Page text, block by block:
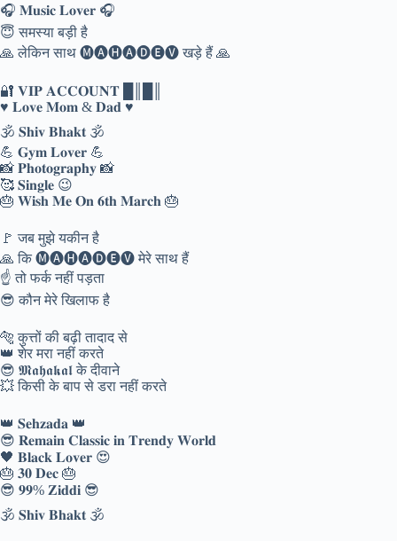
🎧 𝐌𝐮𝐬𝐢𝐜 𝐋𝐨𝐯𝐞𝐫 🎧
😇 समस्या बड़ी है
🙏 लेकिन साथ 🅜🅐🅗🅐🅓🅔🅥 खड़े हैं 🙏
🔐 𝐕𝐈𝐏 𝐀𝐂𝐂𝐎𝐔𝐍𝐓 █║█║
♥️ 𝐋𝐨𝐯𝐞 𝐌𝐨𝐦 & 𝐃𝐚𝐝 ♥️
🕉️ 𝐒𝐡𝐢𝐯 𝐁𝐡𝐚𝐤𝐭 🕉️
💪 𝐆𝐲𝐦 𝐋𝐨𝐯𝐞𝐫 💪
📸 𝐏𝐡𝐨𝐭𝐨𝐠𝐫𝐚𝐩𝐡𝐲 📸
🥰 𝐒𝐢𝐧𝐠𝐥𝐞 😉
🎂 𝐖𝐢𝐬𝐡 𝐌𝐞 𝐎𝐧 𝟔𝐭𝐡 𝐌𝐚𝐫𝐜𝐡 🎂
🚩 जब मुझे यकीन है
🙏 कि 🅜🅐🅗🅐🅓🅔🅥 मेरे साथ हैं
☝️ तो फर्क नहीं पड़ता
😎 कौन मेरे खिलाफ है
🐅 कुत्तों की बढ़ी तादाद से
👑 शेर मरा नहीं करते
😎 𝕸𝖆𝖍𝖆𝖐𝖆𝖑 के दीवाने
💥 किसी के बाप से डरा नहीं करते
👑 𝐒𝐞𝐡𝐳𝐚𝐝𝐚 👑
😎 𝐑𝐞𝐦𝐚𝐢𝐧 𝐂𝐥𝐚𝐬𝐬𝐢𝐜 𝐢𝐧 𝐓𝐫𝐞𝐧𝐝𝐲 𝐖𝐨𝐫𝐥𝐝
🖤 𝐁𝐥𝐚𝐜𝐤 𝐋𝐨𝐯𝐞𝐫 😍
🎂 𝟑𝟎 𝐃𝐞𝐜 🎂
😎 𝟗𝟗% 𝐙𝐢𝐝𝐝𝐢 😎
🕉️ 𝐒𝐡𝐢𝐯 𝐁𝐡𝐚𝐤𝐭 🕉️